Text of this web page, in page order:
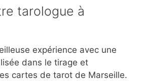
tarologue à
expérience avec une
dans le tirage et
cartes de tarot de Marseille.